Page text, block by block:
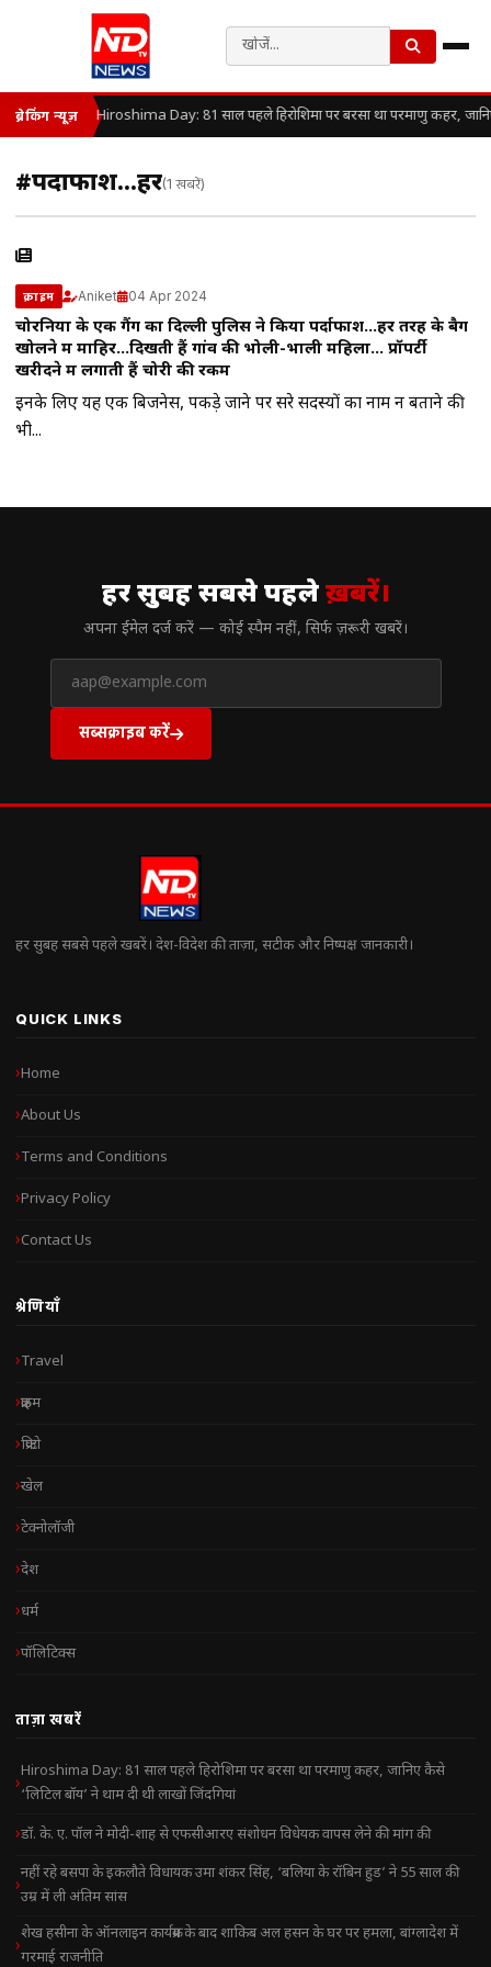
ब्रेकिंग न्यूज़ Hiroshima Day: 81 साल पहले हिरोशिमा पर बरसा था परमाणु कहर,
#पर्दाफाश…हर(1 खबरें)
क्राइम Aniket 04 Apr 2024
चोरनियों के एक गैंग का दिल्ली पुलिस ने किया पर्दाफाश…हर तरह के बैग
खोलने में माहिर…दिखती हैं गांव की भोली-भाली महिला… प्रॉपर्टी
खरीदने में लगाती हैं चोरी की रकम
इनके लिए यह एक बिजनेस, पकड़े जाने पर दूसरे सदस्यों का नाम न बताने की
भी...
हर सुबह सबसे पहलेख़बरें।
अपना ईमेल दर्ज करें — कोई स्पैम नहीं, सिर्फ ज़रूरी खबरें।
सब्सक्राइब करें
हर सुबह सबसे पहले खबरें। देश-विदेश की ताज़ा, सटीक और निष्पक्ष जानकारी।
QUICK LINKS
Home
About Us
Terms and Conditions
Privacy Policy
Contact Us
श्रेणियाँ
Travel
क्राइम
क्रिप्टो
खेल
टेक्नोलॉजी
देश
धर्म
पॉलिटिक्स
ताज़ा खबरें
Hiroshima Day: 81 साल पहले हिरोशिमा पर बरसा था परमाणु कहर, जानिए कैसे
‘लिटिल बॉय’ ने थाम दी थी लाखों जिंदगियां
डॉ. के. ए. पॉल ने मोदी-शाह से एफसीआरए संशोधन विधेयक वापस लेने की मांग की
नहीं रहे बसपा के इकलौते विधायक उमा शंकर सिंह, ‘बलिया के रॉबिन हुड’ ने 55 साल की
उम्र में ली अंतिम सांस
शेख हसीना के ऑनलाइन कार्यक्रम के बाद शाकिब अल हसन के घर पर हमला, बांग्लादेश में
गरमाई राजनीति